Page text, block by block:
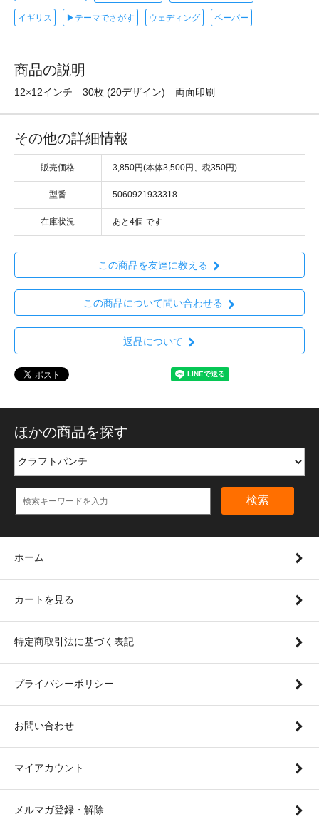
イギリス ▶テーマでさがす ウェディング ペーパー
商品の説明
12×12インチ 30枚 (20デザイン) 両面印刷
その他の詳細情報
販売価格 3,850円(本体3,500円、税350円)
型番 5060921933318
在庫状況 あと4個 です
この商品を友達に教える
この商品について問い合わせる
返品について
ほかの商品を探す
検索
ホーム
カートを見る
特定商取引法に基づく表記
プライバシーポリシー
お問い合わせ
マイアカウント
メルマガ登録・解除